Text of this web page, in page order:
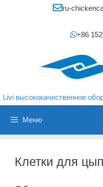
ru-
+86
Livi высококачественное
Меню
Клетки для